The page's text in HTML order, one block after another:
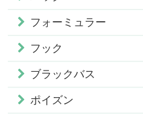
フォーミュラー
フック
ブラックバス
ポイズン